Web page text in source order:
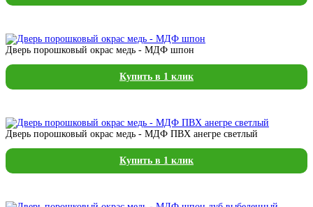
Дверь порошковый окрас медь - МДФ шпон
Купить в 1 клик
Дверь порошковый окрас медь - МДФ ПВХ анегре светлый
Купить в 1 клик